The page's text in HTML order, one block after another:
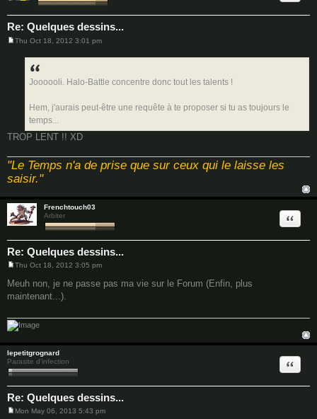
Re: Quelques dessins...
Thu Oct 18, 2012 3:01 pm
Joooooli. Halo-Battle concentre donc tout les talents !
Hem, j'aurais peut-être une requête à te proposer si tu as toujours le
temps...
TROP LENT !! XD
"Le Temps n'a de prise que sur ceux qui le laisse les
saisir."
Frenchtouch03
Arbiter
Re: Quelques dessins...
Quote
s
t
Thu Oct 18, 2012 3:05 pm
Meuh non, je ne passe pas ma vie sur le Forum (Enfin, plus
maintenant...).
lepetitgrognard
Parasite d'infection
Re: Quelques dessins...
Quote
Mon May 06, 2013 5:43 pm